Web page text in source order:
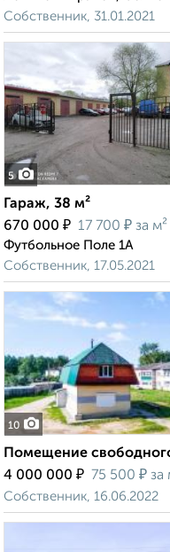
Собственник, 31.01.2021
5
Гараж, 38 м²
670 000 ₽ 17 700 ₽ за м²
Футбольное Поле 1А
Собственник, 17.05.2021
10
Помещение
4 000 000 ₽ 75 500 ₽ за
Собственник, 16.06.2022